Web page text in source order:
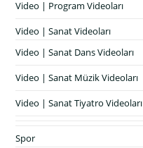
Video | Program Videoları
Video | Sanat Videoları
Video | Sanat Dans Videoları
Video | Sanat Müzik Videoları
Video | Sanat Tiyatro Videoları
Spor